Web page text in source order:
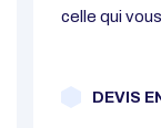
celle qui
DEVIS